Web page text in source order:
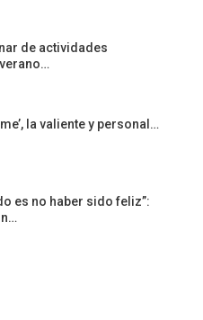
de actividades
la valiente y personal…
es no haber sido feliz”: